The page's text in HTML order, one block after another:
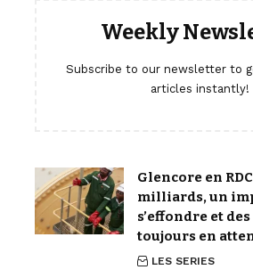
Weekly
Subscribe to our newsletter to
articles instantly!
Glencore en
milliards, un
s’effondre et
toujours en
LES SERIES